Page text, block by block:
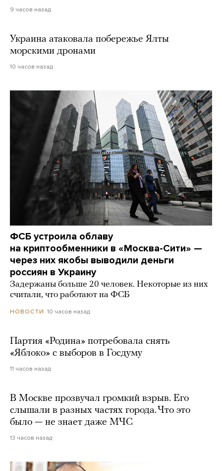
9 часов назад
Украина атаковала побережье Ялты
морскими дронами
10 часов назад
ФСБ устроила облаву
на криптообменники в «Москва-Сити» —
через них якобы выводили деньги
россиян в Украину
Задержаны больше 20 человек. Некоторые из них
считали, что работают на ФСБ
НОВОСТИ 10 часов назад
Партия «Родина» потребовала снять
«Яблоко» с выборов в Госдуму
11 часов назад
В Москве прозвучал громкий взрыв. Его
слышали в разных частях города. Что это
было — не знает даже МЧС
13 часов назад